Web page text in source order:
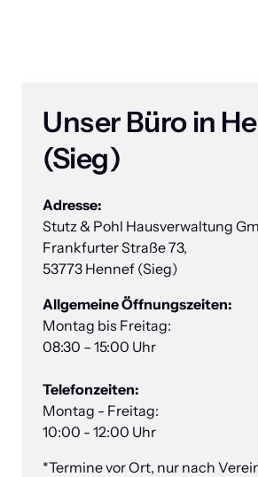
Unser Büro in
(Sieg)
Stutz & Pohl Hausverwaltung
Frankfurter Straße 73,
53773 Hennef (Sieg)
Montag bis Freitag:
08:30 – 15:00 Uhr
Montag - Freitag:
10:00 - 12:00 Uhr
*Termine vor Ort, nur nach